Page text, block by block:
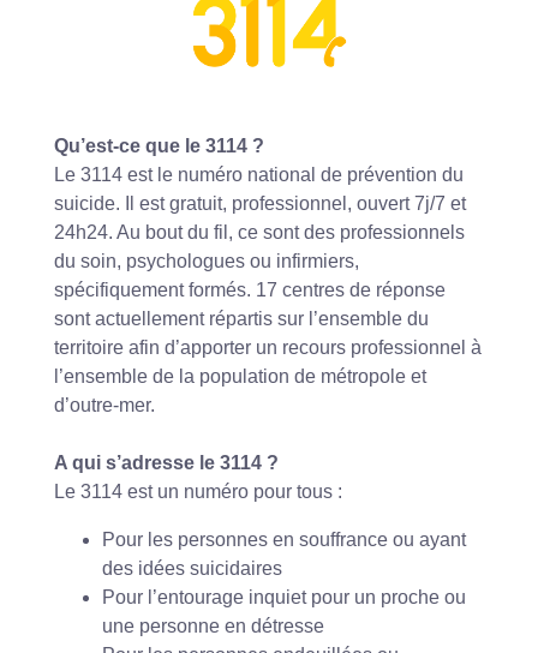
Qu’est-ce que le 3114 ?
Le 3114 est le numéro national de prévention du
suicide. Il est gratuit, professionnel, ouvert 7j/7 et
24h24. Au bout du fil, ce sont des professionnels
du soin, psychologues ou infirmiers,
spécifiquement formés. 17 centres de réponse
sont actuellement répartis sur l’ensemble du
territoire afin d’apporter un recours professionnel à
l’ensemble de la population de métropole et
d’outre-mer.
A qui s’adresse le 3114 ?
Le 3114 est un numéro pour tous :
Pour les personnes en souffrance ou ayant
des idées suicidaires
Pour l’entourage inquiet pour un proche ou
une personne en détresse